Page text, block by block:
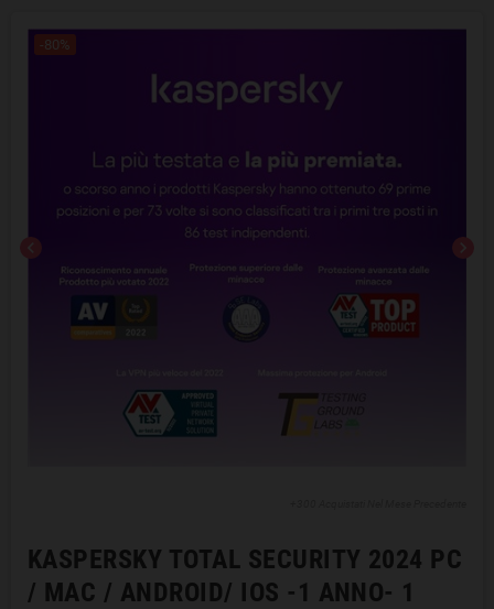
chevron_left chevron_right
-80%
KASPERSKY TOTAL SECURITY 2024 PC
/ MAC / ANDROID/ IOS -1 ANNO- 1